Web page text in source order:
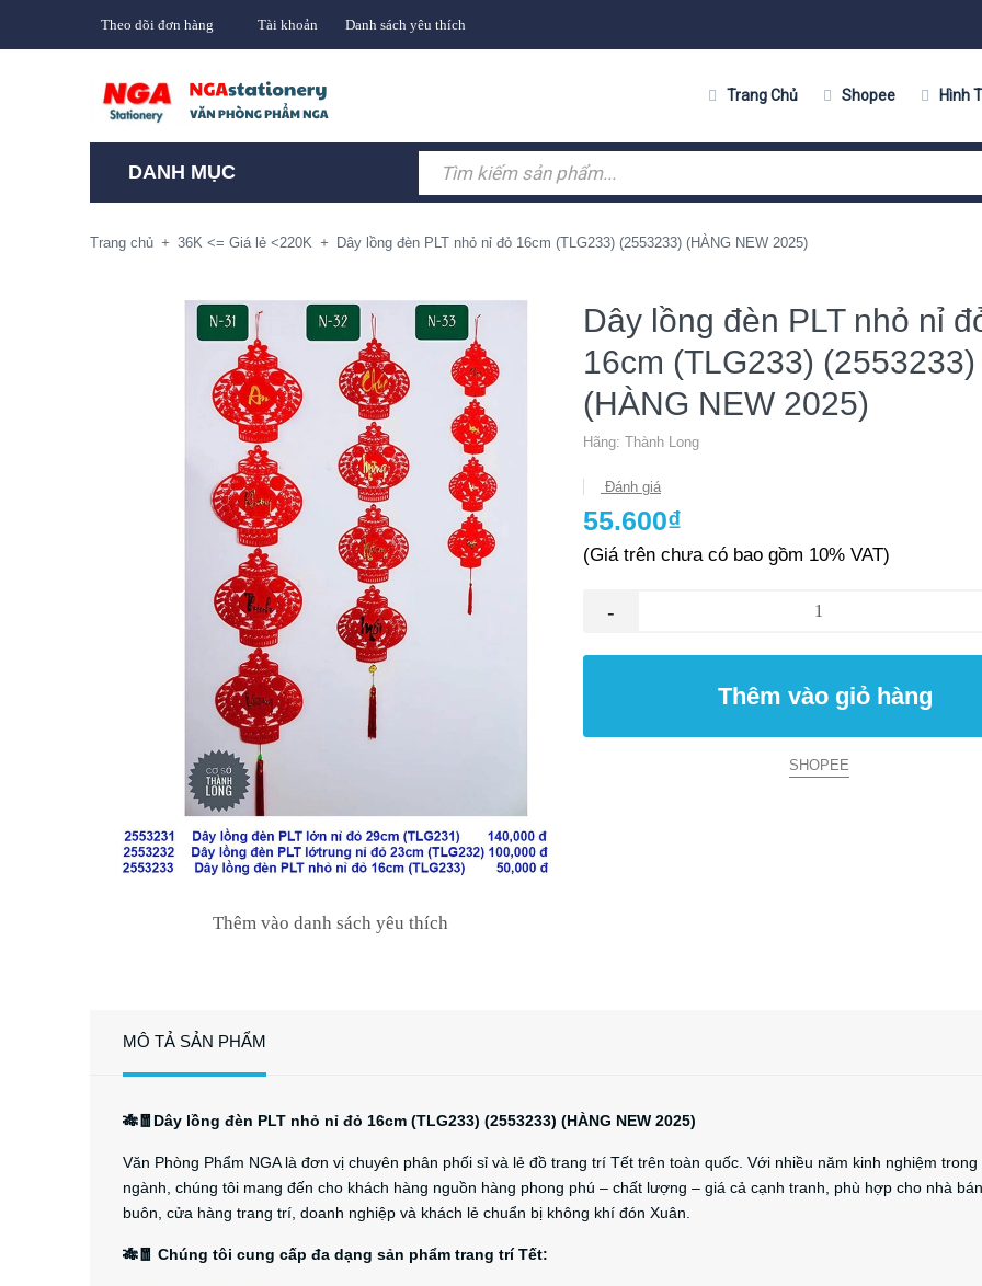
Theo dõi đơn hàng Tài khoản Danh sách yêu thích
Trang Chủ Shopee Hình
DANH MỤC
Trang chủ + 36K <= Giá lẻ <220K + Dây lồng đèn PLT nhỏ nỉ đỏ 16cm (TLG233) (2553233) (HÀNG NEW 2025)
Thêm vào danh sách yêu thích
Dây lồng đèn PLT nhỏ nỉ
16cm (TLG233) (2553233)
(HÀNG NEW 2025)
Hãng: Thành Long
Đánh giá
55.600₫
(Giá trên chưa có bao gồm 10% VAT)
-
Thêm vào giỏ hàng
SHOPEE
MÔ TẢ SẢN PHẨM
🎋🧧Dây lồng đèn PLT nhỏ nỉ đỏ 16cm (TLG233) (2553233) (HÀNG NEW 2025)
Văn Phòng Phẩm NGA là đơn vị chuyên phân phối sỉ và lẻ đồ trang trí Tết trên toàn quốc. Với nhiều năm kinh nghiệm trong
ngành, chúng tôi mang đến cho khách hàng nguồn hàng phong phú – chất lượng – giá cả cạnh tranh, phù hợp cho nhà bán
buôn, cửa hàng trang trí, doanh nghiệp và khách lẻ chuẩn bị không khí đón Xuân.
🎋🧧 Chúng tôi cung cấp đa dạng sản phẩm trang trí Tết: